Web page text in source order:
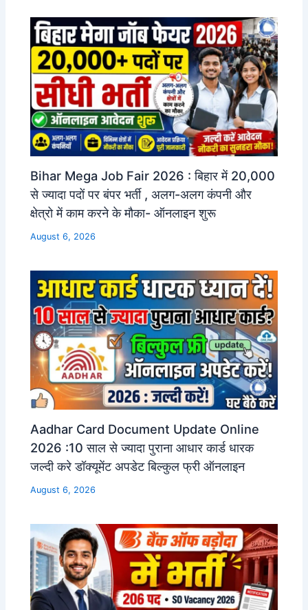
Bihar Mega Job Fair 2026 : बिहार में 20,000
से ज्यादा पदों पर बंपर भर्ती , अलग-अलग कंपनी और
क्षेत्रो में काम करने के मौका- ऑनलाइन शुरू
August 6, 2026
Aadhar Card Document Update Online
2026 :10 साल से ज्यादा पुराना आधार कार्ड धारक
जल्दी करे डॉक्यूमेंट अपडेट बिल्कुल फ्री ऑनलाइन
August 6, 2026